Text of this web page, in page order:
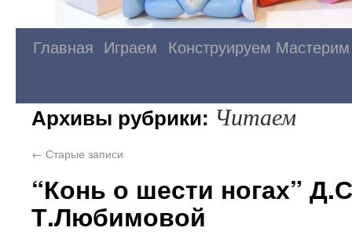
Главная Играем Конструируем Мастерим
Архивы рубрики: Читаем
← Старые записи
“Конь о шести ногах”
Т.Любимовой